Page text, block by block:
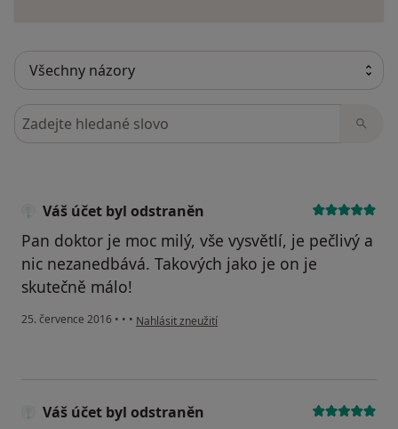
Hledejte v názorech
Váš účet byl odstraněn
Pan doktor je moc milý, vše vysvětlí, je pečlivý a
nic nezanedbává. Takových jako je on je
skutečně málo!
25. července 2016 • • • podle názoru uživatele Váš účet byl odstraněn
Nahlásit zneužití
Váš účet byl odstraněn